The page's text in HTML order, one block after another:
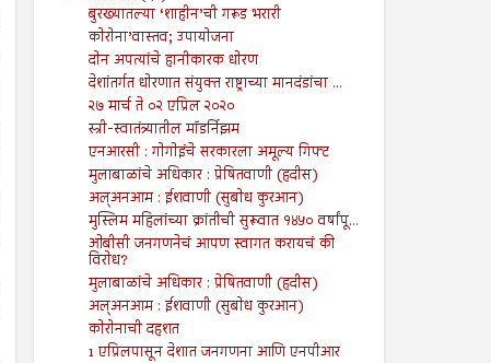
बुरख्यातल्या ‘शाहीन’ची गरूड भरारी
कोरोना’वास्तव; उपायोजना
दोन अपत्यांचे हानीकारक धोरण
देशांतर्गत धोरणात संयुक्त राष्ट्राच्या मानदंडांचा ...
२७ मार्च ते ०२ एप्रिल २०२०
स्त्री-स्वातंत्र्यातील मॉडर्निझम
एनआरसी : गोगोइंचे सरकारला अमूल्य गिफ्ट
मुलाबाळांचे अधिकार : प्रेषितवाणी (हदीस)
अल्अनआम : ईशवाणी (सुबोध कुरआन)
मुस्लिम महिलांच्या क्रांतीची सुरूवात १४५० वर्षांपू...
ओबीसी जनगणनेचं आपण स्वागत करायचं की
विरोध?
मुलाबाळांचे अधिकार : प्रेषितवाणी (हदीस)
अल्अनआम : ईशवाणी (सुबोध कुरआन)
कोरोनाची दहशत
1 एप्रिलपासून देशात जनगणना आणि एनपीआर